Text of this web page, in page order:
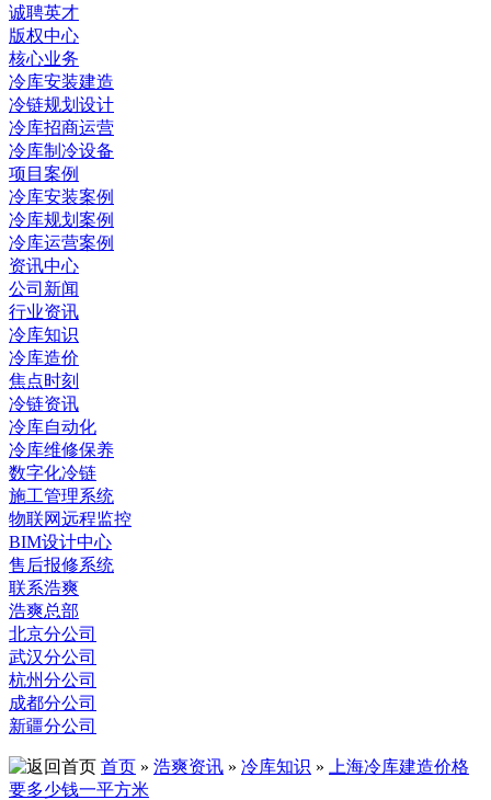
诚聘英才
版权中心
核心业务
冷库安装建造
冷链规划设计
冷库招商运营
冷库制冷设备
项目案例
冷库安装案例
冷库规划案例
冷库运营案例
资讯中心
公司新闻
行业资讯
冷库知识
冷库造价
焦点时刻
冷链资讯
冷库自动化
冷库维修保养
数字化冷链
施工管理系统
物联网远程监控
BIM设计中心
售后报修系统
联系浩爽
浩爽总部
北京分公司
武汉分公司
杭州分公司
成都分公司
新疆分公司
首页 » 浩爽资讯 » 冷库知识 »
上海冷库建造价格
要多少钱一平方米